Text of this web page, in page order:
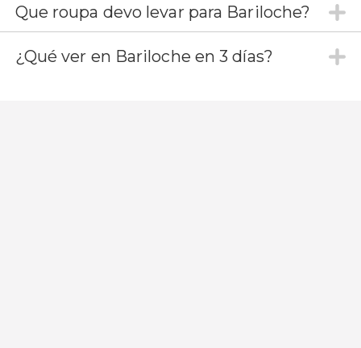
Que roupa devo levar para Bariloche?
¿Qué ver en Bariloche en 3 días?